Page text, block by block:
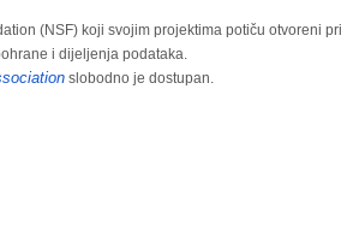
(NSF) koji svojim projektima potiču otvoreni
i dijeljenja podataka.
slobodno je dostupan.